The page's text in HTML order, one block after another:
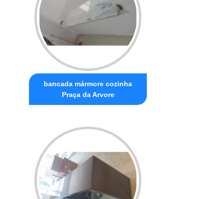
bancada mármore cozinha
Praça da Arvore